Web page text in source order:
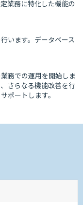
業務に特化した機能の
います。データベース
務での運用を開始しま
さらなる機能改善を行
ポートします。